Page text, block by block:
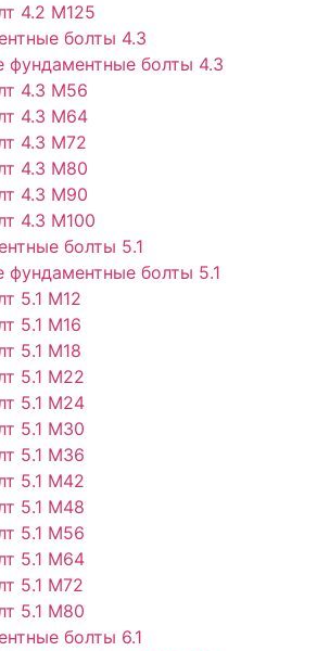
4.2 М125
болты 4.3
фундаментные болты 4.3
4.3 М56
4.3 М64
4.3 М72
4.3 М80
4.3 М90
4.3 М100
болты 5.1
фундаментные болты 5.1
5.1 М12
5.1 М16
5.1 М18
5.1 М22
5.1 М24
5.1 М30
5.1 М36
5.1 М42
5.1 М48
5.1 М56
5.1 М64
5.1 М72
5.1 М80
болты 6.1